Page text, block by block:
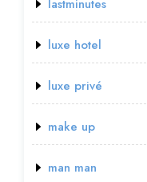
lastminutes
luxe hotel
luxe privé
make up
man man